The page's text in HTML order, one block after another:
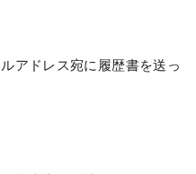
アドレス宛に履歴書を送っ